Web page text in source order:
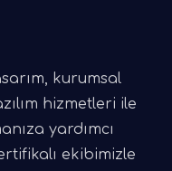
kurumsal
hizmetleri ile
yardımcı
ekibimizle